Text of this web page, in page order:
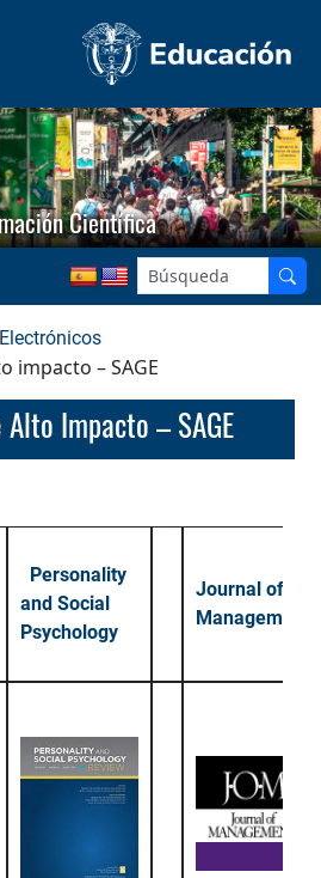
Científica
impacto – SAGE
Alto Impacto – SAGE
Personality
and Social
Psychology
Journal of
Management